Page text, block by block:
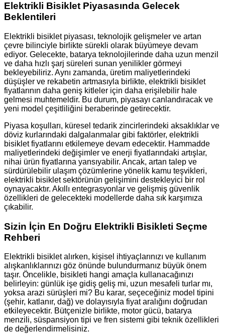
Elektrikli Bisiklet Piyasasında Gelecek
Beklentileri
Elektrikli bisiklet piyasası, teknolojik gelişmeler ve artan
çevre bilinciyle birlikte sürekli olarak büyümeye devam
ediyor. Gelecekte, batarya teknolojilerinde daha uzun menzil
ve daha hızlı şarj süreleri sunan yenilikler görmeyi
bekleyebiliriz. Aynı zamanda, üretim maliyetlerindeki
düşüşler ve rekabetin artmasıyla birlikte, elektrikli bisiklet
fiyatlarının daha geniş kitleler için daha erişilebilir hale
gelmesi muhtemeldir. Bu durum, piyasayı canlandıracak ve
yeni model çeşitliliğini beraberinde getirecektir.
Piyasa koşulları, küresel tedarik zincirlerindeki aksaklıklar ve
döviz kurlarındaki dalgalanmalar gibi faktörler, elektrikli
bisiklet fiyatlarını etkilemeye devam edecektir. Hammadde
maliyetlerindeki değişimler ve enerji fiyatlarındaki artışlar,
nihai ürün fiyatlarına yansıyabilir. Ancak, artan talep ve
sürdürülebilir ulaşım çözümlerine yönelik kamu teşvikleri,
elektrikli bisiklet sektörünün gelişimini destekleyici bir rol
oynayacaktır. Akıllı entegrasyonlar ve gelişmiş güvenlik
özellikleri de gelecekteki modellerde daha sık karşımıza
çıkabilir.
Sizin İçin En Doğru Elektrikli Bisikleti Seçme
Rehberi
Elektrikli bisiklet alırken, kişisel ihtiyaçlarınızı ve kullanım
alışkanlıklarınızı göz önünde bulundurmanız büyük önem
taşır. Öncelikle, bisikleti hangi amaçla kullanacağınızı
belirleyin: günlük işe gidiş geliş mi, uzun mesafeli turlar mı,
yoksa arazi sürüşleri mi? Bu karar, seçeceğiniz model tipini
(şehir, katlanır, dağ) ve dolayısıyla fiyat aralığını doğrudan
etkileyecektir. Bütçenizle birlikte, motor gücü, batarya
menzili, süspansiyon tipi ve fren sistemi gibi teknik özellikleri
de değerlendirmelisiniz.